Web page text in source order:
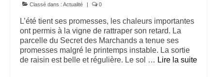
doux 2010
Le Secret des Marchands, AOP Maury rouge
doux 2011
Le Secret des Marchands, AOP Maury rouge
doux 2013
Classé dans : Actualité 0
L’été tient ses promesses, les chaleurs importantes
ont permis à la vigne de rattraper son retard. La
parcelle du Secret des Marchands a tenue ses
promesses malgré le printemps instable. La sortie
de raisin est belle et régulière. Le sol … Lire la suite­­